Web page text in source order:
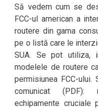
Să vedem cum se
FCC-ul american a
routere din gama
pe o listă care le
SUA. Se pot utiliza,
modelele de routere
permisiunea FCC-
comunicat (PDF):
echipamente cruciale